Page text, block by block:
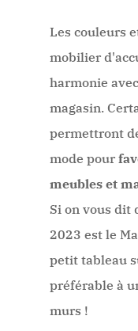
Les couleurs
mobilier
harmonie
magasin.
permettront
mode pour
meubles et
Si on vous dit
2023 est le
petit tableau
préférable à
murs !